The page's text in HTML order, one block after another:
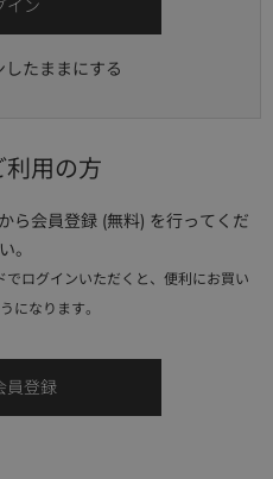
したままにする
用の方
ら会員登録 (無料) を行ってくだ
。
ログインいただくと、便利にお買い
になります。